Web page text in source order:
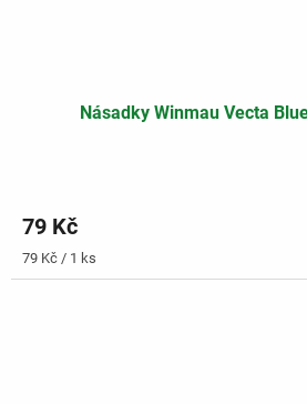
Násadky Winmau Vecta
79 Kč
Měrná
cena:
79 Kč / 1 ks